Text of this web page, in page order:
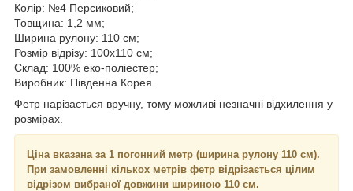
Колір: №4 Персиковий;
Товщина: 1,2 мм;
Ширина рулону: 110 см;
Розмір відрізу: 100х110 см;
Склад: 100% еко-поліестер;
Виробник: Південна Корея.
Фетр нарізається вручну, тому можливі незначні відхилення у
розмірах.
Ціна вказана за 1 погонний метр (ширина рулону 110 см).
При замовленні кількох метрів фетр відрізається цілим
відрізом вибраної довжини шириною 110 см.